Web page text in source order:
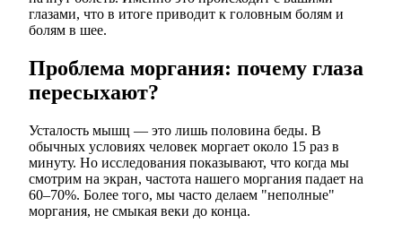
глазами, что в итоге приводит к головным болям и
болям в шее.
Проблема моргания: почему глаза
пересыхают?
Усталость мышц — это лишь половина беды. В
обычных условиях человек моргает около 15 раз в
минуту. Но исследования показывают, что когда мы
смотрим на экран, частота нашего моргания падает на
60–70%. Более того, мы часто делаем "неполные"
моргания, не смыкая веки до конца.